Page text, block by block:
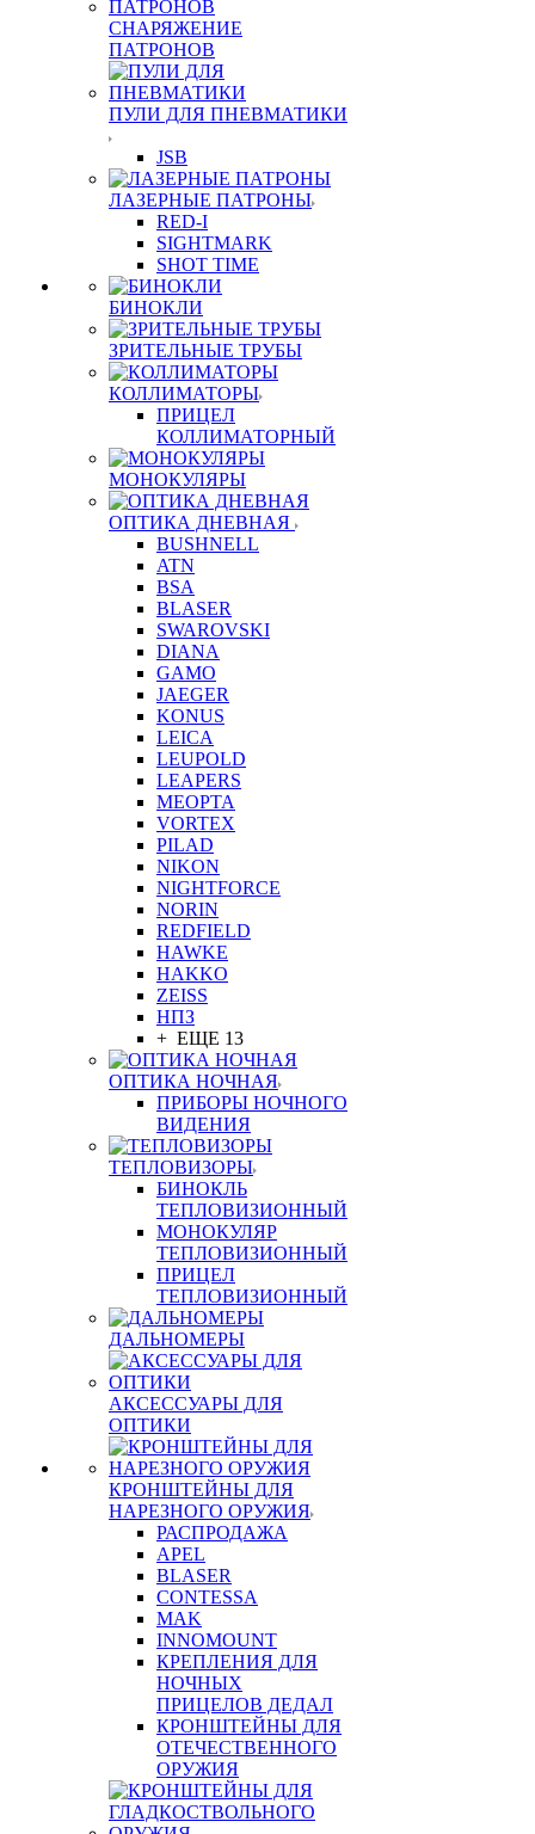
СНАРЯЖЕНИЕ
ПАТРОНОВ
ПУЛИ ДЛЯ ПНЕВМАТИКИ
JSB
ЛАЗЕРНЫЕ ПАТРОНЫ
RED-I
SIGHTMARK
SHOT TIME
БИНОКЛИ
ЗРИТЕЛЬНЫЕ ТРУБЫ
КОЛЛИМАТОРЫ
ПРИЦЕЛ
КОЛЛИМАТОРНЫЙ
МОНОКУЛЯРЫ
ОПТИКА ДНЕВНАЯ
BUSHNELL
ATN
BSA
BLASER
SWAROVSKI
DIANA
GAMO
JAEGER
KONUS
LEICA
LEUPOLD
LEAPERS
MEOPTA
VORTEX
PILAD
NIKON
NIGHTFORCE
NORIN
REDFIELD
HAWKE
HAKKO
ZEISS
НПЗ
+ ЕЩЕ 13
ОПТИКА НОЧНАЯ
ПРИБОРЫ НОЧНОГО
ВИДЕНИЯ
ТЕПЛОВИЗОРЫ
БИНОКЛЬ
ТЕПЛОВИЗИОННЫЙ
МОНОКУЛЯР
ТЕПЛОВИЗИОННЫЙ
ПРИЦЕЛ
ТЕПЛОВИЗИОННЫЙ
ДАЛЬНОМЕРЫ
АКСЕССУАРЫ ДЛЯ
ОПТИКИ
КРОНШТЕЙНЫ ДЛЯ
НАРЕЗНОГО ОРУЖИЯ
РАСПРОДАЖА
APEL
BLASER
CONTESSA
MAK
INNOMOUNT
КРЕПЛЕНИЯ ДЛЯ
НОЧНЫХ
ПРИЦЕЛОВ ДЕДАЛ
КРОНШТЕЙНЫ ДЛЯ
ОТЕЧЕСТВЕННОГО
ОРУЖИЯ